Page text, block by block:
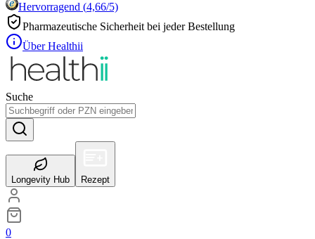
Hervorragend (4,66/5)
Pharmazeutische Sicherheit bei jeder Bestellung
Über Healthii
Suche
Longevity Hub Rezept
0